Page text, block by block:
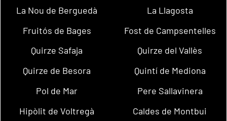
La Nou de Berguedà
La Llagosta
Fruitós de Bages
Fost de Campsentelles
Quirze Safaja
Quirze del Vallès
Quirze de Besora
Quintí de Mediona
Pol de Mar
Pere Sallavinera
Hipòlit de Voltregà
Caldes de Montbui